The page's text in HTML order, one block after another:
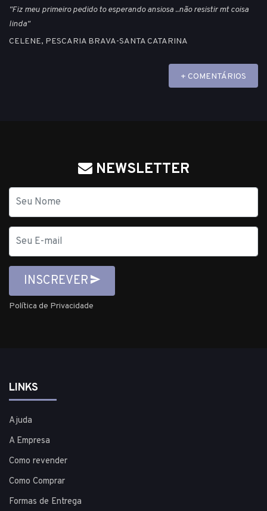
"Fiz meu primeiro pedido to esperando ansiosa ..não resistir mt coisa
linda"
CELENE, PESCARIA BRAVA-SANTA CATARINA
+ COMENTÁRIOS
NEWSLETTER
mail
INSCREVER
Política de Privacidade
LINKS
Ajuda
A Empresa
Como revender
Como Comprar
Formas de Entrega